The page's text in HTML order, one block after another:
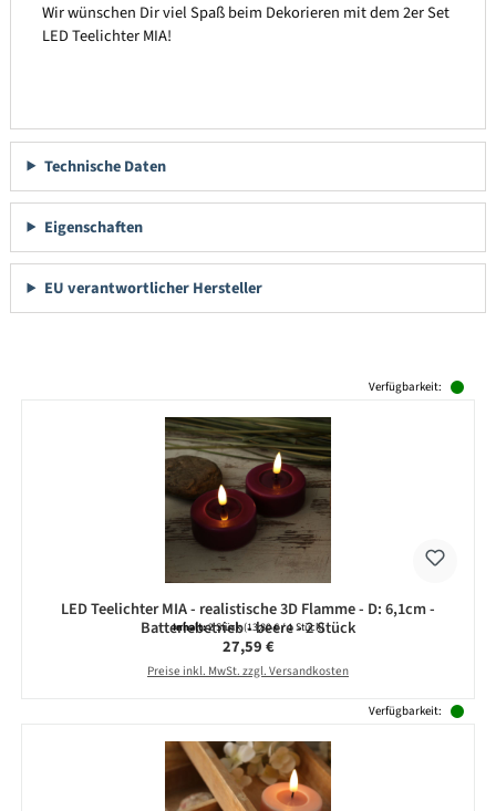
Wir wünschen Dir viel Spaß beim Dekorieren mit dem 2er Set
LED Teelichter MIA!
Technische Daten
Eigenschaften
EU verantwortlicher Hersteller
Verfügbarkeit:
LED Teelichter MIA - realistische 3D Flamme - D: 6,1cm -
Batteriebetrieb - beere - 2 Stück
Inhalt:2 Stück(13,80 € / 1 Stück)
Regulärer Preis:
27,59 €
Preise inkl. MwSt. zzgl. Versandkosten
Verfügbarkeit: